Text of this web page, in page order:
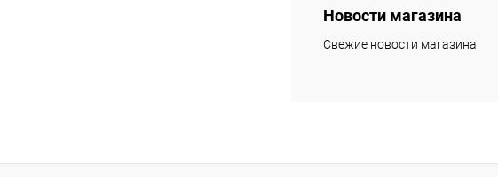
Новости магазина
Свежие новости магазина